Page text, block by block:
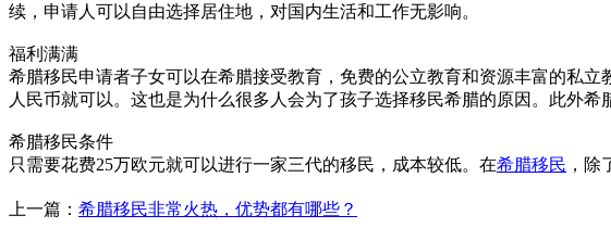
续，申请人可以自由选择居住地，对国内生活和工作无影响。
福利满满
希腊移民申请者子女可以在希腊接受教育，免费的公立教育和资源丰富的私
人民币就可以。这也是为什么很多人会为了孩子选择移民希腊的原因。此外
希腊移民条件
只需要花费25万欧元就可以进行一家三代的移民，成本较低。在希腊移民 ，
上一篇： 希腊移民非常火热，优势都有哪些？